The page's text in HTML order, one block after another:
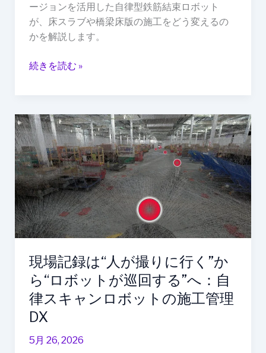
ージョンを活用した自律型鉄筋結束ロボット
が、床スラブや橋梁床版の施工をどう変えるの
かを解説します。
施
工”へ：
SLAM
搭
ッ
ト
が
変
え
る
躯
体
工
事
続きを読む »
現場記録は“人が撮りに行く”か
ら“ロボットが巡回する”へ：自
律スキャンロボットの施工管理
DX
5月 26, 2026
現
場
記
録
は“人
が
撮
り
に
行
く”か
ら“ロ
ボ
ッ
が